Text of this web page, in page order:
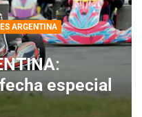
ARGENTINA
especial